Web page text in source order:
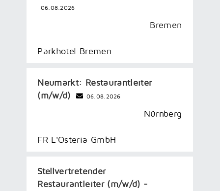
06.08.2026
Bremen
Parkhotel Bremen
Neumarkt: Restaurantleiter
(m/w/d)
06.08.2026
Nürnberg
FR L'Osteria GmbH
Stellvertretender
Restaurantleiter (m/w/d) -